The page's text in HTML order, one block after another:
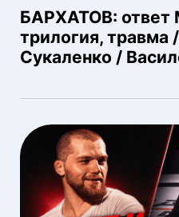
БАРХАТОВ: ответ
трилогия, травма
Сукаленко /